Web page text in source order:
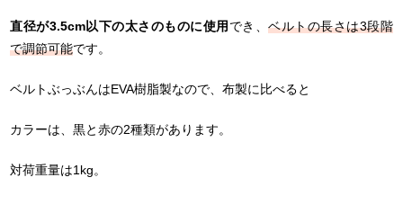
直径が3.5cm以下の太さのものに使用 でき、ベルトの長さは3段階
で調節可能です。
ベルトぶっぶんはEVA樹脂製なので、布製に比べると
カラーは、黒と赤の2種類があります。
対荷重量は1kg。